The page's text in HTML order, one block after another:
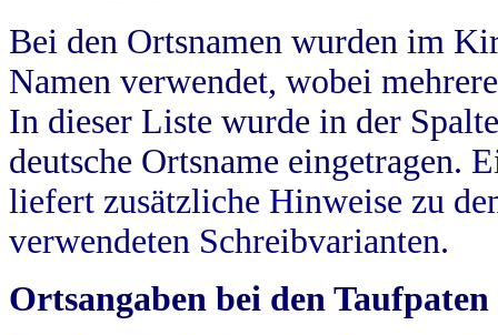
Bei den Ortsnamen wurden im
Namen verwendet, wobei
In dieser Liste wurde in der
deutsche Ortsname eingetragen.
liefert zusätzliche Hinweise zu
verwendeten Schreibvarianten.
Ortsangaben bei den Taufpaten